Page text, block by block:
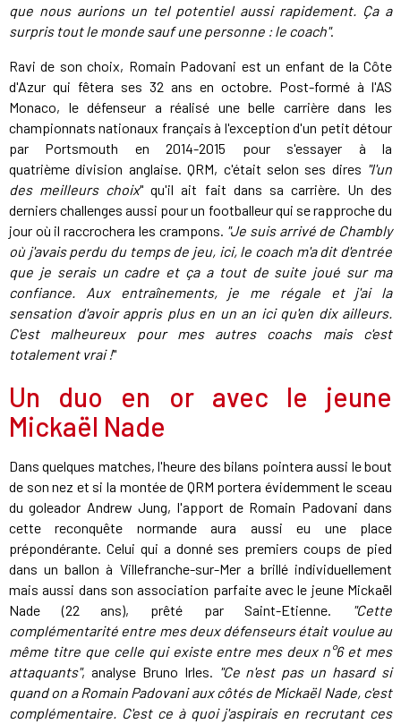
que nous aurions un tel potentiel aussi rapidement. Ça a
surpris tout le monde sauf une personne : le coach".
Ravi de son choix, Romain Padovani est un enfant de la Côte
d'Azur qui fêtera ses 32 ans en octobre. Post-formé à l'AS
Monaco, le défenseur a réalisé une belle carrière dans les
championnats nationaux français à l'exception d'un petit détour
par Portsmouth en 2014-2015 pour s'essayer à la
quatrième division anglaise. QRM, c'était selon ses dires "l'un
des meilleurs choix" qu'il ait fait dans sa carrière. Un des
derniers challenges aussi pour un footballeur qui se rapproche du
jour où il raccrochera les crampons. "Je suis arrivé de Chambly
où j'avais perdu du temps de jeu, ici, le coach m'a dit d'entrée
que je serais un cadre et ça a tout de suite joué sur ma
confiance. Aux entraînements, je me régale et j'ai la
sensation d'avoir appris plus en un an ici qu'en dix ailleurs.
C'est malheureux pour mes autres coachs mais c'est
totalement vrai !"
Un duo en or avec le jeune
Mickaël Nade
Dans quelques matches, l'heure des bilans pointera aussi le bout
de son nez et si la montée de QRM portera évidemment le sceau
du goleador Andrew Jung, l'apport de Romain Padovani dans
cette reconquête normande aura aussi eu une place
prépondérante. Celui qui a donné ses premiers coups de pied
dans un ballon à Villefranche-sur-Mer a brillé individuellement
mais aussi dans son association parfaite avec le jeune Mickaël
Nade (22 ans), prêté par Saint-Etienne.
"Cette
complémentarité entre mes deux défenseurs était voulue au
même titre que celle qui existe entre mes deux n°6 et mes
attaquants", analyse Bruno Irles. "Ce n'est pas un hasard si
quand on a Romain Padovani aux côtés de Mickaël Nade, c'est
complémentaire. C'est ce à quoi j'aspirais en recrutant ces